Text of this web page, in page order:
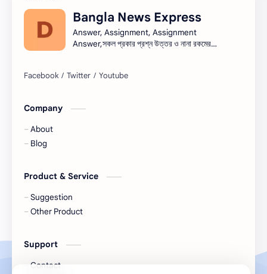
ভাষণ রচনা
সারাংশ ও সারমর্ম
Bangla News Express
Answer, Assignment, Assignment
Answer,সকল প্রকার প্রশ্ন উত্তর ও নানা রকমের
খবর (Job Circular) -
Company
About
Blog
Product & Service
Suggestion
Other Product
Support
Contact